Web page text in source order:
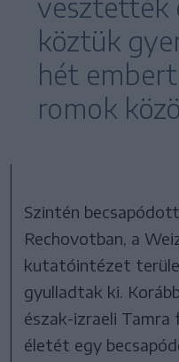
vesztették
köztük
hét
romok
Szintén
Rechovotban, a
kutatóintézet
gyulladtak ki.
észak-izraeli
életét egy